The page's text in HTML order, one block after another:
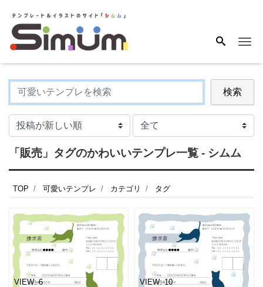
検索
「販売」タグのかわいいテンプレ一覧 - シムム
TOP 可愛いテンプレ カテゴリ タグ
VIEW: 6 VIEW: 10